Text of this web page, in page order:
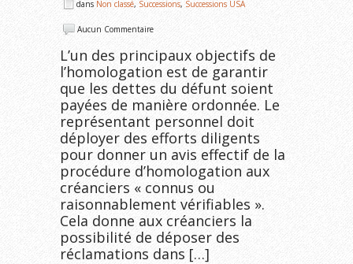
dans Non classé, Successions, Successions USA
Aucun Commentaire
L’un des principaux objectifs de
l’homologation est de garantir
que les dettes du défunt soient
payées de manière ordonnée. Le
représentant personnel doit
déployer des efforts diligents
pour donner un avis effectif de la
procédure d’homologation aux
créanciers « connus ou
raisonnablement vérifiables ».
Cela donne aux créanciers la
possibilité de déposer des
réclamations dans […]